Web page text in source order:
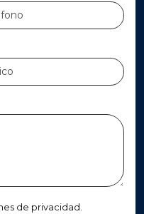
de privacidad.